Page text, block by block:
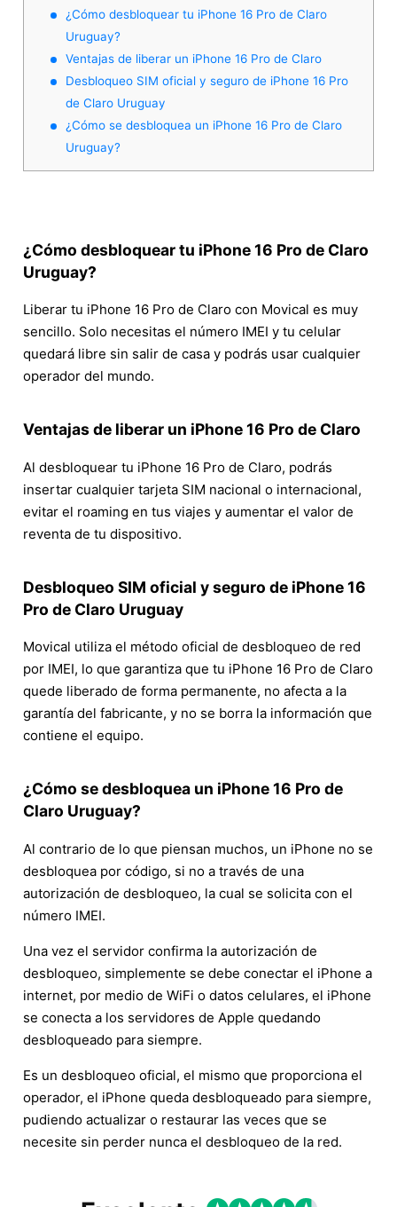
¿Cómo desbloquear tu iPhone 16 Pro de Claro
Uruguay?
Ventajas de liberar un iPhone 16 Pro de Claro
Desbloqueo SIM oficial y seguro de iPhone 16 Pro
de Claro Uruguay
¿Cómo se desbloquea un iPhone 16 Pro de Claro
Uruguay?
¿Cómo desbloquear tu iPhone 16 Pro de Claro
Uruguay?
Liberar tu iPhone 16 Pro de Claro con Movical es muy
sencillo. Solo necesitas el número IMEI y tu celular
quedará libre sin salir de casa y podrás usar cualquier
operador del mundo.
Ventajas de liberar un iPhone 16 Pro de Claro
Al desbloquear tu iPhone 16 Pro de Claro, podrás
insertar cualquier tarjeta SIM nacional o internacional,
evitar el roaming en tus viajes y aumentar el valor de
reventa de tu dispositivo.
Desbloqueo SIM oficial y seguro de iPhone 16
Pro de Claro Uruguay
Movical utiliza el método oficial de desbloqueo de red
por IMEI, lo que garantiza que tu iPhone 16 Pro de Claro
quede liberado de forma permanente, no afecta a la
garantía del fabricante, y no se borra la información que
contiene el equipo.
¿Cómo se desbloquea un iPhone 16 Pro de
Claro Uruguay?
Al contrario de lo que piensan muchos, un iPhone no se
desbloquea por código, si no a través de una
autorización de desbloqueo, la cual se solicita con el
número IMEI.
Una vez el servidor confirma la autorización de
desbloqueo, simplemente se debe conectar el iPhone a
internet, por medio de WiFi o datos celulares, el iPhone
se conecta a los servidores de Apple quedando
desbloqueado para siempre.
Es un desbloqueo oficial, el mismo que proporciona el
operador, el iPhone queda desbloqueado para siempre,
pudiendo actualizar o restaurar las veces que se
necesite sin perder nunca el desbloqueo de la red.